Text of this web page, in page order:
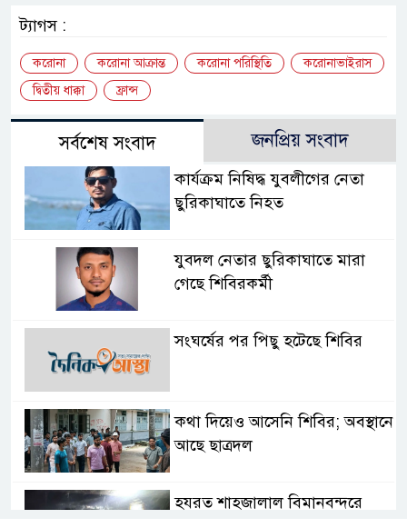
ট্যাগস :
করোনা করোনা আক্রান্ত করোনা পরিস্থিতি
করোনাভাইরাস
দ্বিতীয় ধাক্কা
ফ্রান্স
সর্বশেষ সংবাদ জনপ্রিয় সংবাদ
কার্যক্রম নিষিদ্ধ যুবলীগের নেতা
ছুরিকাঘাতে নিহত
যুবদল নেতার ছুরিকাঘাতে মারা
গেছে শিবিরকর্মী
সংঘর্ষের পর পিছু হটেছে শিবির
কথা দিয়েও আসেনি শিবির; অবস্থানে
আছে ছাত্রদল
হযরত শাহজালাল বিমানবন্দরে